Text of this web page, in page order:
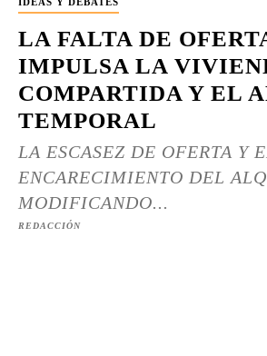
LA FALTA DE
IMPULSA LA
COMPARTIDA Y EL
TEMPORAL
LA ESCASEZ DE OFERTA Y
ENCARECIMIENTO DEL
MODIFICANDO...
REDACCIÓN